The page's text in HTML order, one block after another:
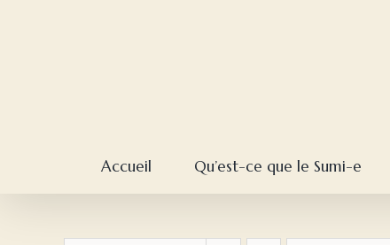
Accueil Qu’est-ce que le Sumi-e